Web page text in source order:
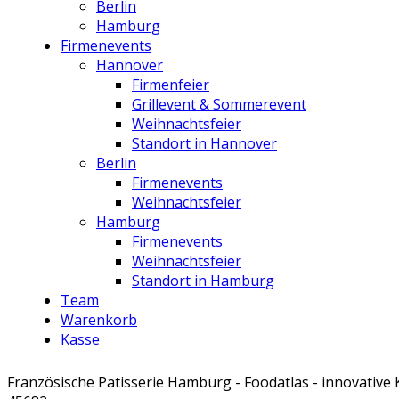
Berlin
Hamburg
Firmenevents
Hannover
Firmenfeier
Grillevent & Sommerevent
Weihnachtsfeier
Standort in Hannover
Berlin
Firmenevents
Weihnachtsfeier
Hamburg
Firmenevents
Weihnachtsfeier
Standort in Hamburg
Team
Warenkorb
Kasse
Französische Patisserie Hamburg - Foodatlas - innovative